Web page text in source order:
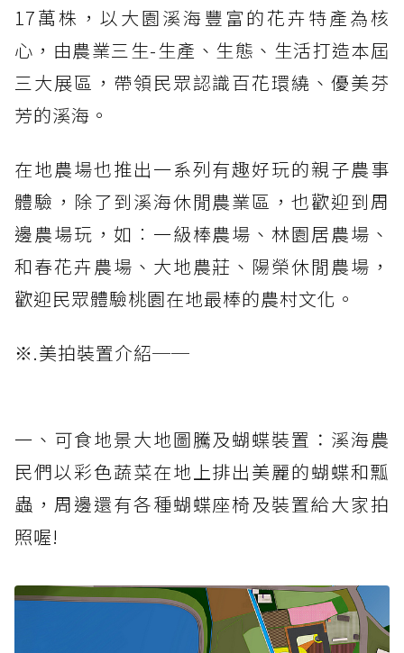
17萬株，以大園溪海豐富的花卉特產為核
心，由農業三生-生產、生態、生活打造本屆
三大展區，帶領民眾認識百花環繞、優美芬
芳的溪海。
在地農場也推出一系列有趣好玩的親子農事
體驗，除了到溪海休閒農業區，也歡迎到周
邊農場玩，如︰一級棒農場、林園居農場、
和春花卉農場、大地農莊、陽榮休閒農場，
歡迎民眾體驗桃園在地最棒的農村文化。
※.美拍裝置介紹──
一、可食地景大地圖騰及蝴蝶裝置：溪海農
民們以彩色蔬菜在地上排出美麗的蝴蝶和瓢
蟲，周邊還有各種蝴蝶座椅及裝置給大家拍
照喔!